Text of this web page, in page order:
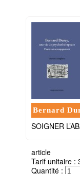
Bernard
SOIGNER
article
Tarif unitaire :
Quantité :